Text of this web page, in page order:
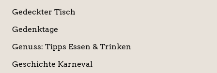
Gedeckter Tisch
Gedenktage
Genuss: Tipps Essen & Trinken
Geschichte Karneval